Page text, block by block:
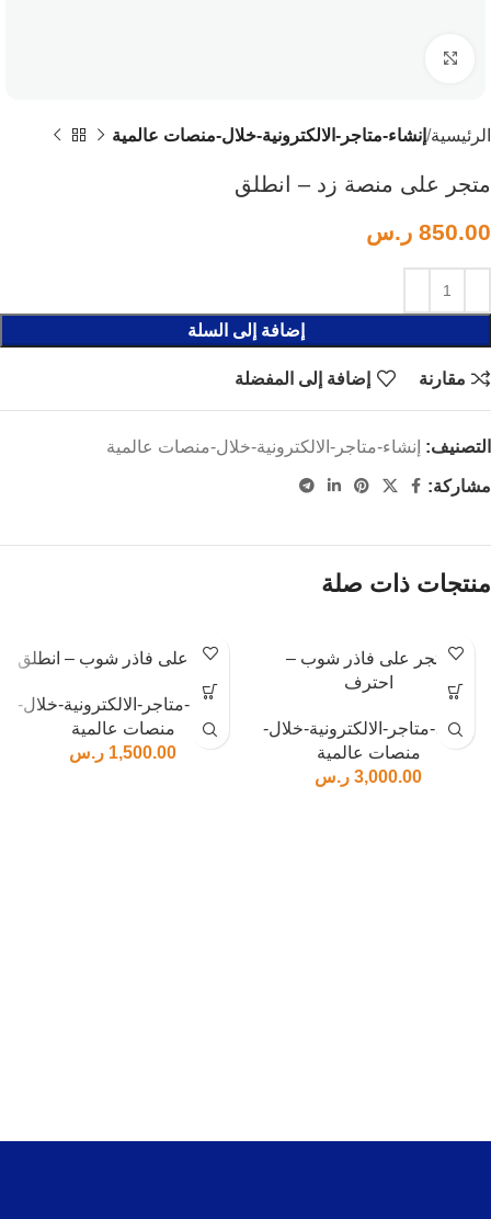
الرئيسية إنشاء-متاجر-الالكترونية-خلال-منصات عالمية
متجر على منصة زد – انطلق
850.00 ر.س
إضافة إلى السلة
مقارنة إضافة إلى المفضلة
التصنيف: إنشاء-متاجر-الالكترونية-خلال-منصات عالمية
مشاركة:
منتجات ذات صلة
متجر على فاذر شوب –
احترف
إنشاء-متاجر-الالكترونية-خلال-
منصات عالمية
3,000.00 ر.س
متجر على فاذر شوب – انطلق
إنشاء-متاجر-الالكترونية-خلال-
منصات عالمية
1,500.00 ر.س